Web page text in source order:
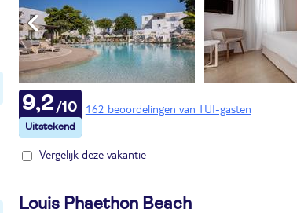
162 beoordelingen van TUI-gasten
9,2
Vergelijk deze vakantie
Louis Phaethon Beach